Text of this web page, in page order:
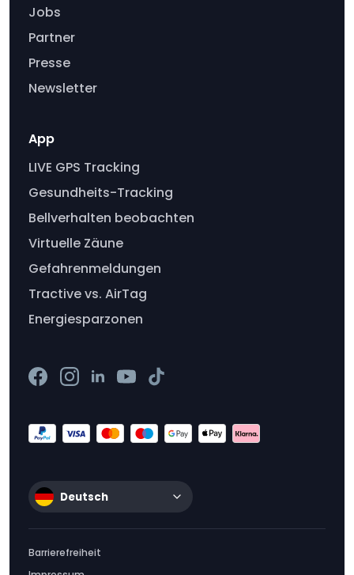
Jobs
Partner
Presse
Newsletter
App
LIVE GPS Tracking
Gesundheits-Tracking
Bellverhalten beobachten
Virtuelle Zäune
Gefahrenmeldungen
Tractive vs. AirTag
Energiesparzonen
Deutsch
Barrierefreiheit